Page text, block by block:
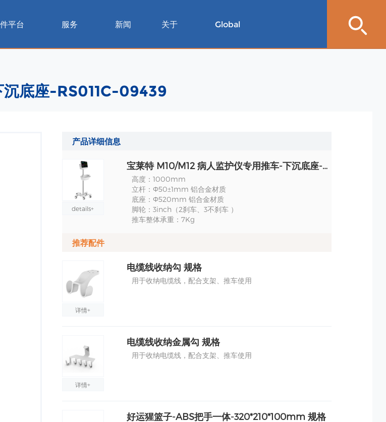
平台 服务 新闻 关于 Global
底座-RS011C-09439
产品详细信息
details+
宝莱特 M10/M12 病人监护仪专用推车-下沉底座-RS011C-09439 规格
高度：1000mm
立杆：Ф50±1mm 铝合金材质
底座：Ф520mm 铝合金材质
脚轮：3inch（2刹车、3不刹车 ）
推车整体承重：7Kg
推荐配件
详情+
电缆线收纳勾 规格
用于收纳电缆线，配合支架、推车使用
详情+
电缆线收纳金属勾 规格
用于收纳电缆线，配合支架、推车使用
好运猩篮子-ABS把手一体-320*210*100mm 规格